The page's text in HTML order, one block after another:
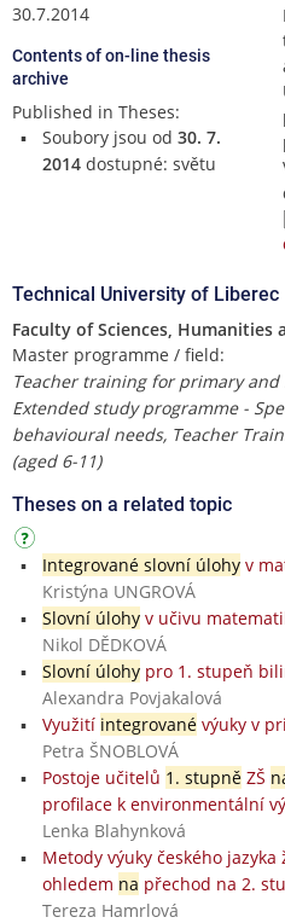
30.7.2014
Contents of on-line thesis
archive
Published in Theses:
Soubory jsou od 30. 7.
2014dostupné: světu
Technical University of Liberec
Faculty of Sciences, Humanities
Master programme / field:
Teacher training for primary
Extended study programme -
behavioural needs, Teacher
(aged 6-11)
Theses on a related topic
Integrované slovní úlohyv
Kristýna UNGROVÁ
Slovní úlohyv učivu
Nikol DĚDKOVÁ
Slovní úlohypro 1. stupeň
Alexandra Povjakalová
Využití integrovanévýuky v
Petra ŠNOBLOVÁ
Postoje učitelů 1. stupněZŠ
profilace k environmentální
Lenka Blahynková
Metody výuky českého jazyka
ohledem na přechod na 2.
Tereza Hamrlová